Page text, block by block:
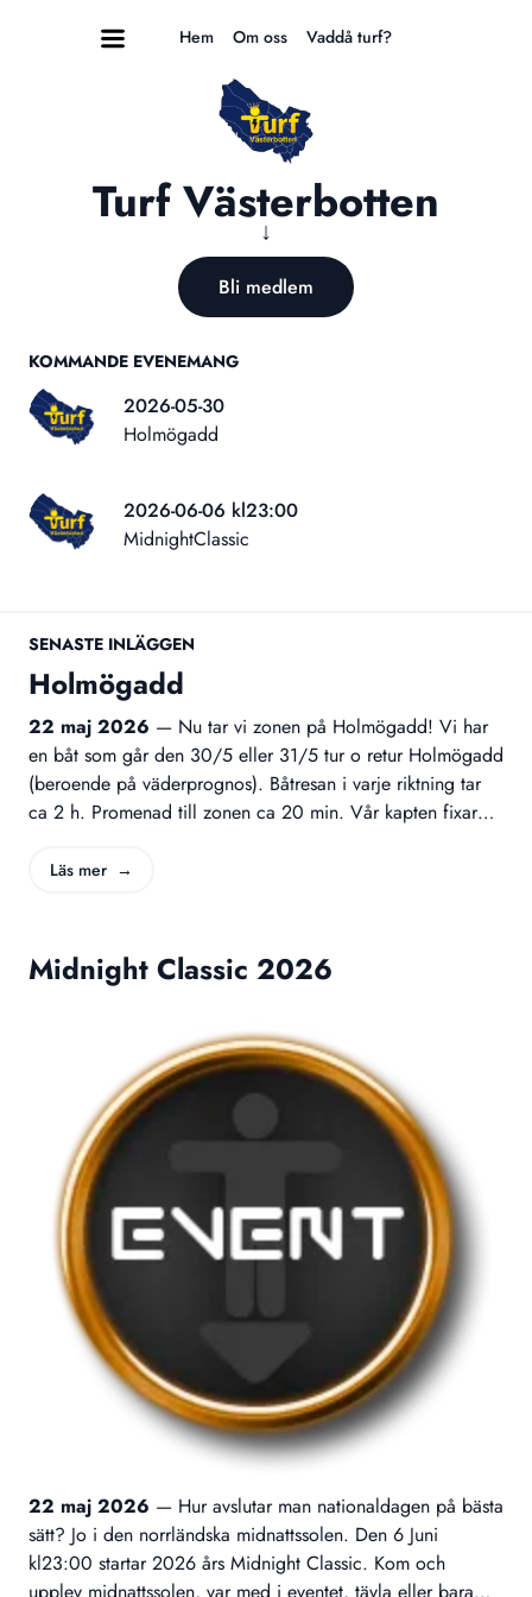
Hem Om oss Vaddå turf?
Turf Västerbotten
↓
Bli medlem
KOMMANDE EVENEMANG
2026-05-30
Holmögadd
2026-06-06 kl23:00
MidnightClassic
SENASTE INLÄGGEN
Holmögadd
22 maj 2026 — Nu tar vi zonen på Holmögadd! Vi har
en båt som går den 30/5 eller 31/5 tur o retur Holmögadd
(beroende på väderprognos). Båtresan i varje riktning tar
ca 2 h. Promenad till zonen ca 20 min. Vår kapten fixar
plaser...först till kvarn! Kostnad: Medlem 150 kr Ej medlem
Halt hans.arvidsson@bogal-ide.se
Läs mer →
Midnight Classic 2026
22 maj 2026 — Hur avslutar man nationaldagen på bästa
sätt? Jo i den norrländska midnattssolen. Den 6 Juni
kl23:00 startar 2026 års Midnight Classic. Kom och